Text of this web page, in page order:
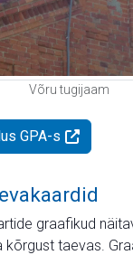
Võru tugijaam
GPA-s
graafikud
kõrgust taevas.